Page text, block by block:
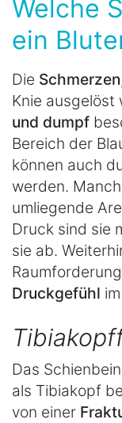
Welche
ein
Die Schmerzen
Knie ausgelöst
und dumpf
Bereich der
können auch
werden.
umliegende
Druck sind sie
sie ab.
Druckgefühl
Das
als Tibiakopf
von einer